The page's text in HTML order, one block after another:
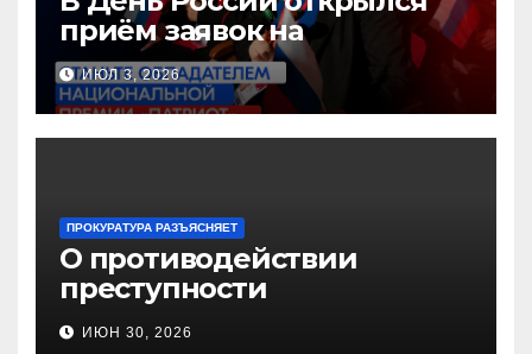
приём заявок на
Национальную премию
«Патриот»
ИЮЛ 3, 2026
ПРОКУРАТУРА РАЗЪЯСНЯЕТ
О противодействии
преступности
несовершеннолетних и
ИЮН 30, 2026